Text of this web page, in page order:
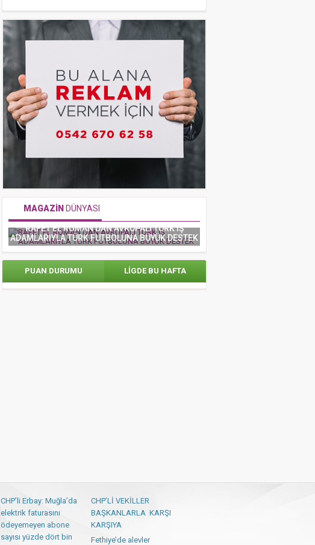
MAGAZİN DÜNYASI
RAFET EL ROMAN’DAN AVRUPALI TÜRK iŞ
ADAMLARIYLA TÜRK FUTBOLUNA BÜYÜK DESTEK
PUAN DURUMU LİGDE BU HAFTA
CHP’li Erbay: Muğla’da
elektrik faturasını
ödeyemeyen abone
sayısı yüzde dört bin
CHP’Lİ VEKİLLER
BAŞKANLARLA KARŞI
KARŞIYA
Fethiye’de alevler